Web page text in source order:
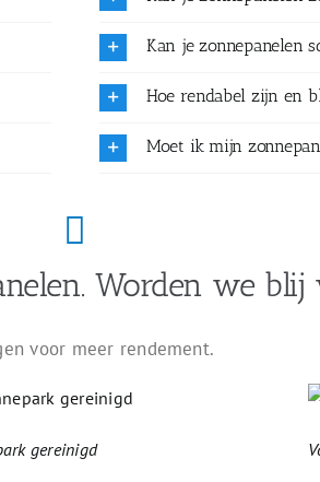
Kan je zonnepanelen
Hoe rendabel zijn en
Moet ik mijn
Worden we blij
voor meer rendement.
gereinigd